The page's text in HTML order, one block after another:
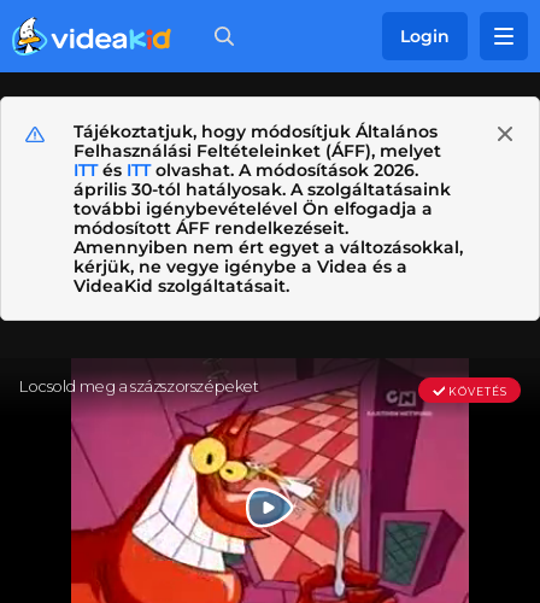
Login
Tájékoztatjuk, hogy módosítjuk Általános
Felhasználási Feltételeinket (ÁFF), melyet
ITTés ITTolvashat. A módosítások 2026.
április 30-tól hatályosak. A szolgáltatásaink
további igénybevételével Ön elfogadja a
módosított ÁFF rendelkezéseit.
Amennyiben nem ért egyet a változásokkal,
kérjük, ne vegye igénybe a Videa és a
VideaKid szolgáltatásait.